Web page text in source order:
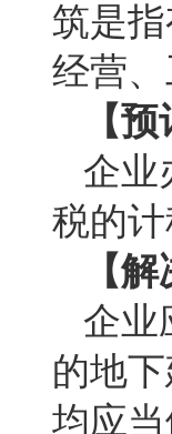
筑是
经营
【
企业
税的
【
企业
的地
均应